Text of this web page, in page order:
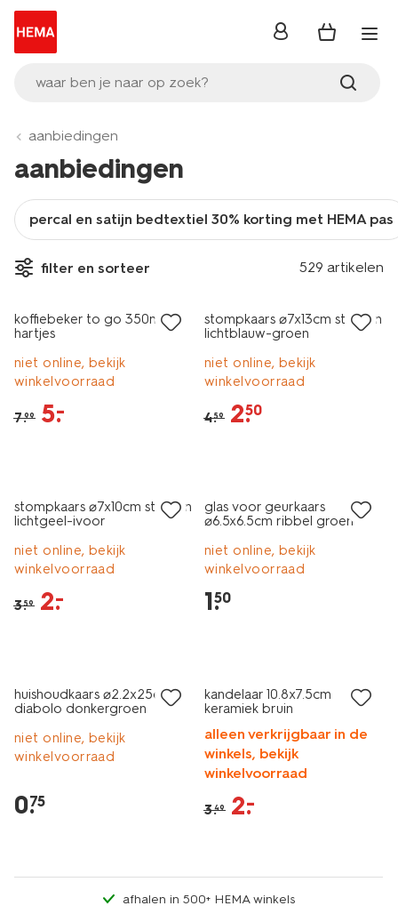
waar ben je naar op zoek?
inloggen
aanbiedingen
aanbiedingen
percal en satijn bedtextiel 30% korting met HEMA pas
filter en sorteer 529 artikelen
sale
koffiebeker to go 350ml rvs
hartjes
niet online, bekijk
winkelvoorraad
7.99 5.
–
stompkaars ⌀7x13cm strepen
lichtblauw-groen
niet online, bekijk
winkelvoorraad
4.59 2.
50
stompkaars ⌀7x10cm strepen
lichtgeel-ivoor
niet online, bekijk
winkelvoorraad
3.59 2.
–
glas voor geurkaars
⌀6.5x6.5cm ribbel groen
niet online, bekijk
winkelvoorraad
1.
50
huishoudkaars ⌀2.2x25cm
diabolo donkergroen
niet online, bekijk
winkelvoorraad
0.
75
kandelaar 10.8x7.5cm
keramiek bruin
alleen verkrijgbaar in de
winkels, bekijk
winkelvoorraad
3.49 2.
–
afhalen in 500+ HEMA winkels
vegan